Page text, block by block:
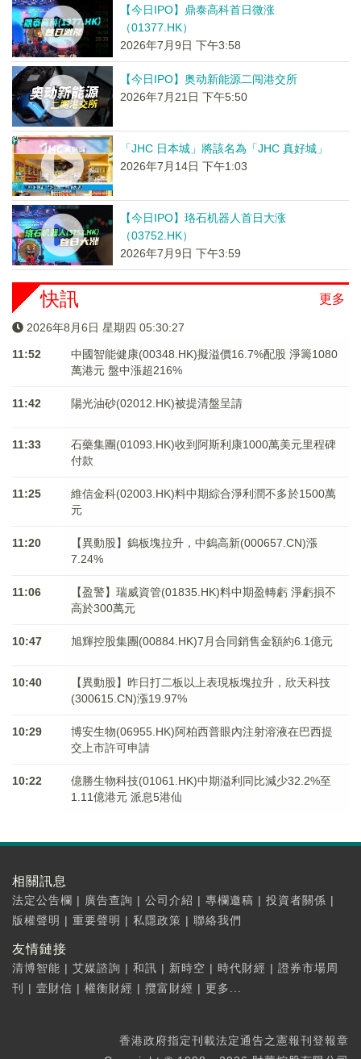
【今日IPO】鼎泰高科首日微涨
（01377.HK）
2026年7月9日 下午3:58
【今日IPO】奥动新能源二闯港交所
2026年7月21日 下午5:50
「JHC 日本城」將該名為「JHC 真好城」
2026年7月14日 下午1:03
【今日IPO】珞石机器人首日大涨
（03752.HK）
2026年7月9日 下午3:59
更多
快訊
2026年8月6日 星期四 05:30:27
11:52
中國智能健康(00348.HK)擬溢價16.7%配股 淨籌1080
萬港元 ​​​​​​​盤中漲超216%
11:42 陽光油砂(02012.HK)被提清盤呈請
11:33
石藥集團(01093.HK)收到阿斯利康1000萬美元里程碑
付款
11:25
維信金科(02003.HK)料中期綜合淨利潤不多於1500萬
元
11:20
【異動股】鎢板塊拉升，中鎢高新(000657.CN)漲
7.24%
11:06
【盈警】瑞威資管(01835.HK)料中期盈轉虧 淨虧損不
高於300萬元
10:47 旭輝控股集團(00884.HK)7月合同銷售金額約6.1億元
10:40
【異動股】昨日打二板以上表現板塊拉升，欣天科技
(300615.CN)漲19.97%
10:29
博安生物(06955.HK)阿柏西普眼內注射溶液在巴西提
交上市許可申請
10:22
億勝生物科技(01061.HK)中期溢利同比減少32.2%至
1.11億港元 派息5港仙
相關訊息
法定公告欄 | 廣告查詢 | 公司介紹 | 專欄邀稿 | 投資者關係 |
版權聲明 | 重要聲明 | 私隱政策 | 聯絡我們
友情鏈接
清博智能 | 艾媒諮詢 | 和訊 | 新時空 | 時代財經 | 證券市場周
刊
| 壹財信 | 權衡財經 | 攬富財經 | 更多...
香港政府指定刊載法定通告之憲報刊登報章